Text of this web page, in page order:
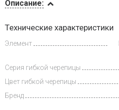
Доставка
Описание:
Технические характеристики
Элемент
Серия гибкой черепицы
Цвет гибкой черепицы
Бренд